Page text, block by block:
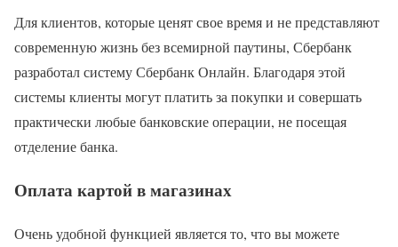
Для клиентов, которые ценят свое время и не представляют
современную жизнь без всемирной паутины, Сбербанк
разработал систему Сбербанк Онлайн. Благодаря этой
системы клиенты могут платить за покупки и совершать
практически любые банковские операции, не посещая
отделение банка.
Оплата картой в магазинах
Очень удобной функцией является то, что вы можете